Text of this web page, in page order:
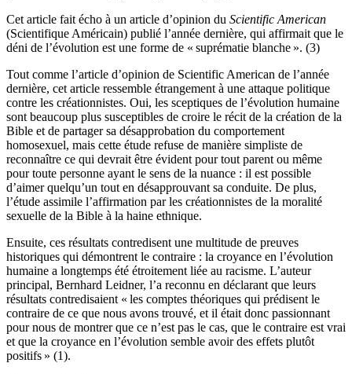
Cet article fait écho à un article d’opinion du Scientific American
(Scientifique Américain) publié l’année dernière, qui affirmait que le
déni de l’évolution est une forme de « suprématie blanche ». (3)
Tout comme l’article d’opinion de Scientific American de l’année
dernière, cet article ressemble étrangement à une attaque politique
contre les créationnistes. Oui, les sceptiques de l’évolution humaine
sont beaucoup plus susceptibles de croire le récit de la création de la
Bible et de partager sa désapprobation du comportement
homosexuel, mais cette étude refuse de manière simpliste de
reconnaître ce qui devrait être évident pour tout parent ou même
pour toute personne ayant le sens de la nuance : il est possible
d’aimer quelqu’un tout en désapprouvant sa conduite. De plus,
l’étude assimile l’affirmation par les créationnistes de la moralité
sexuelle de la Bible à la haine ethnique.
Ensuite, ces résultats contredisent une multitude de preuves
historiques qui démontrent le contraire : la croyance en l’évolution
humaine a longtemps été étroitement liée au racisme. L’auteur
principal, Bernhard Leidner, l’a reconnu en déclarant que leurs
résultats contredisaient « les comptes théoriques qui prédisent le
contraire de ce que nous avons trouvé, et il était donc passionnant
pour nous de montrer que ce n’est pas le cas, que le contraire est vrai
et que la croyance en l’évolution semble avoir des effets plutôt
positifs » (1).